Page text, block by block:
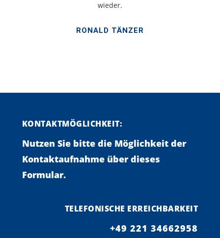
wieder.
RONALD TÄNZER
KONTAKTMÖGLICHKEIT:
Nutzen Sie bitte die Möglichkeit der
Kontaktaufnahme über dieses
Formular.
TELEFONISCHE ERREICHBARKEIT
+49 221 34662958